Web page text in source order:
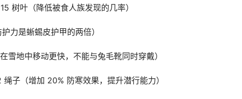
树叶（降低被食人族发现的几率）
力是蜥蜴皮护甲的两倍）
地中移动更快，不能与兔毛靴同时穿戴）
子（增加 20% 防寒效果，提升潜行能力）